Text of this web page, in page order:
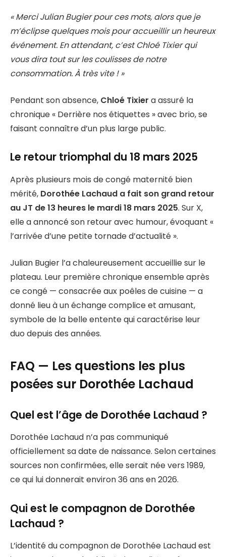
« Merci Julian Bugier pour ces mots, alors que je
m’éclipse quelques mois pour accueillir un heureux
événement. En attendant, c’est Chloé Tixier qui
vous dira tout sur les coulisses de notre
consommation. À très vite ! »
Pendant son absence, Chloé Tixier a assuré la
chronique « Derrière nos étiquettes » avec brio, se
faisant connaître d’un plus large public.
Le retour triomphal du 18 mars 2025
Après plusieurs mois de congé maternité bien
mérité, Dorothée Lachaud a fait son grand retour
au JT de 13 heures le mardi 18 mars 2025. Sur X,
elle a annoncé son retour avec humour, évoquant «
l’arrivée d’une petite tornade d’actualité ».
Julian Bugier l’a chaleureusement accueillie sur le
plateau. Leur première chronique ensemble après
ce congé — consacrée aux poêles de cuisine — a
donné lieu à un échange complice et amusant,
symbole de la belle entente qui caractérise leur
duo depuis des années.
FAQ — Les questions les plus
posées sur Dorothée Lachaud
Quel est l’âge de Dorothée Lachaud ?
Dorothée Lachaud n’a pas communiqué
officiellement sa date de naissance. Selon certaines
sources non confirmées, elle serait née vers 1989,
ce qui lui donnerait environ 36 ans en 2026.
Qui est le compagnon de Dorothée
Lachaud ?
L’identité du compagnon de Dorothée Lachaud est